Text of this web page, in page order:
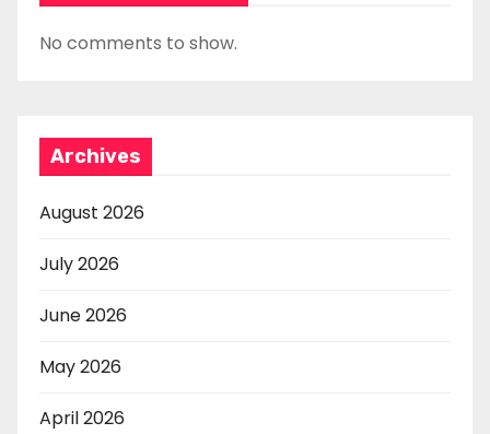
No comments to show.
Archives
August 2026
July 2026
June 2026
May 2026
April 2026